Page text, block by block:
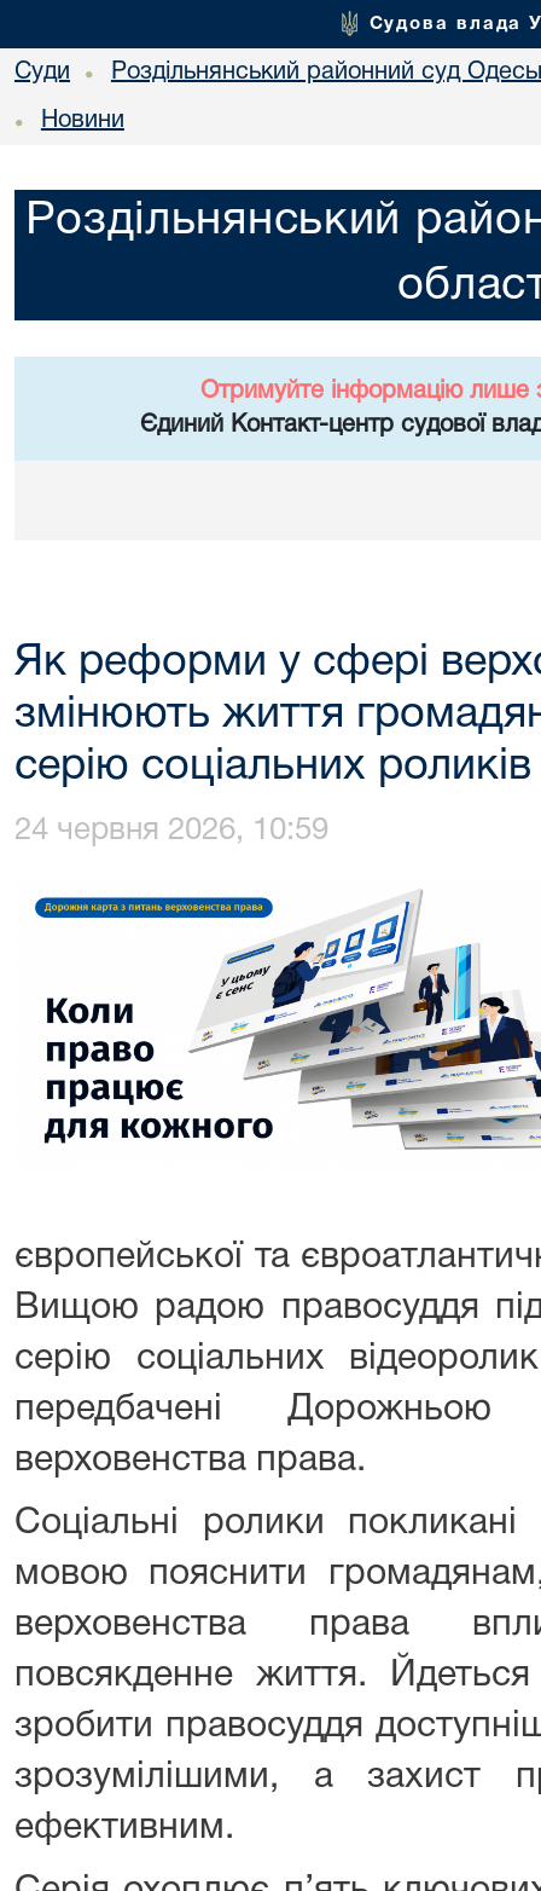
Судова влада
Суди • Роздільнянський районний суд
• Новини
Роздільнянський
Отримуйте інформацію лише
Єдиний Контакт-центр судової
Як реформи у сфері
змінюють життя
серію соціальних роликів
24 червня 2026, 10:59
європейської та
Вищою радою правосуддя
серію соціальних
передбачені
верховенства права.
Соціальні ролики
мовою пояснити
верховенства права
повсякденне життя.
зробити правосуддя
зрозумілішими, а захист
ефективним.